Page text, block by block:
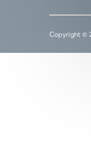
Copyright ©